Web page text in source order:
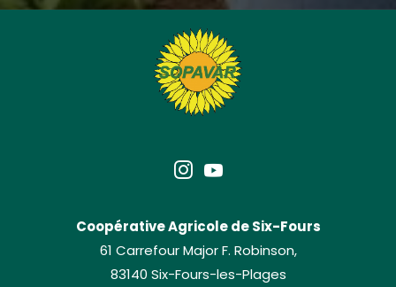
Coopérative Agricole de Six-Fours
61 Carrefour Major F. Robinson,
83140 Six-Fours-les-Plages